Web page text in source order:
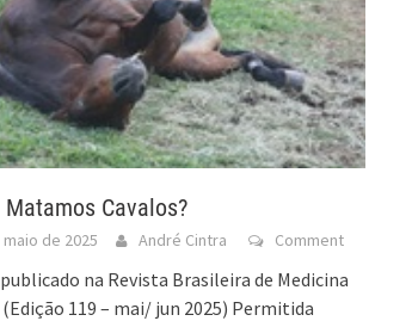
Cavalos?
maio de 2025 André Cintra Comment
na Revista Brasileira de Medicina
(Edição 119 – mai/ jun 2025) Permitida